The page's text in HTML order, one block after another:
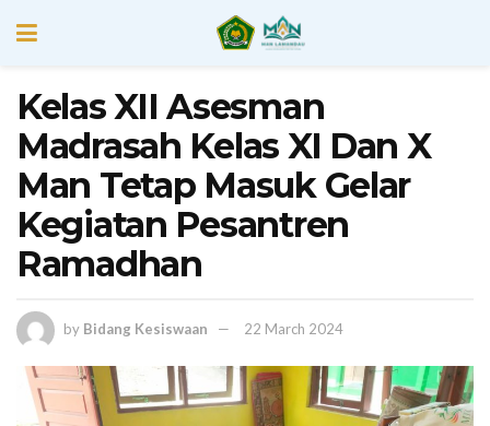
Kelas XII Asesman
Madrasah Kelas XI Dan X
Man Tetap Masuk Gelar
Kegiatan Pesantren
Ramadhan
by Bidang Kesiswaan 22 March 2024